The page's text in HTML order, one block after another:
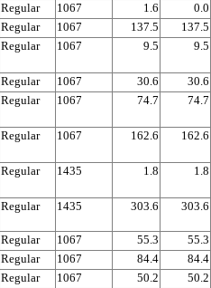
Regular 1067 1.6
0.0
Regular 1067 137.5
137.5
Regular 1067 9.5 9.5
Regular 1067 30.6
30.6
Regular 1067 74.7 74.7
Regular 1067 162.6 162.6
Regular 1435 1.8 1.8
Regular 1435 303.6 303.6
Regular 1067 55.3 55.3
Regular 1067 84.4
84.4
Regular 1067 50.2
50.2